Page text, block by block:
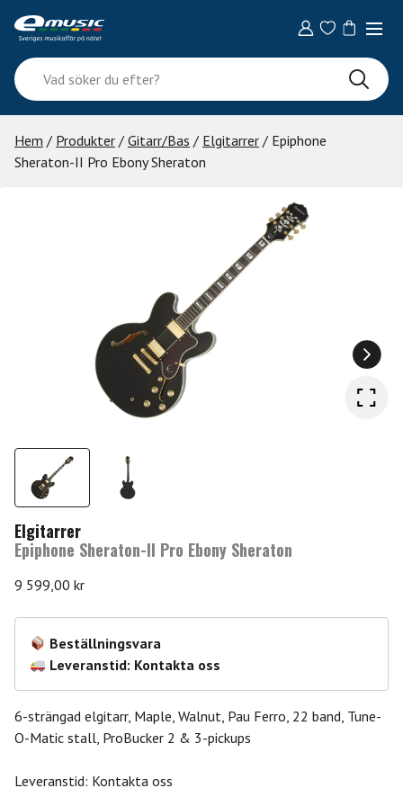
content
Vad
söker
du
efter?
Hem / Produkter / Gitarr/Bas / Elgitarrer / Epiphone
Sheraton-II Pro Ebony Sheraton
Elgitarrer
Epiphone Sheraton-II Pro Ebony Sheraton
9 599,00 kr
Beställningsvara
Leveranstid: Kontakta oss
6-strängad elgitarr, Maple, Walnut, Pau Ferro, 22 band, Tune-
O-Matic stall, ProBucker 2 & 3-pickups
Leveranstid: Kontakta oss